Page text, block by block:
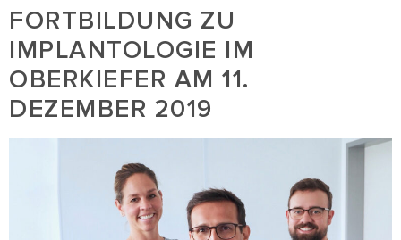
FORTBILDUNG ZU
IMPLANTOLOGIE IM
OBERKIEFER AM 11.
DEZEMBER 2019